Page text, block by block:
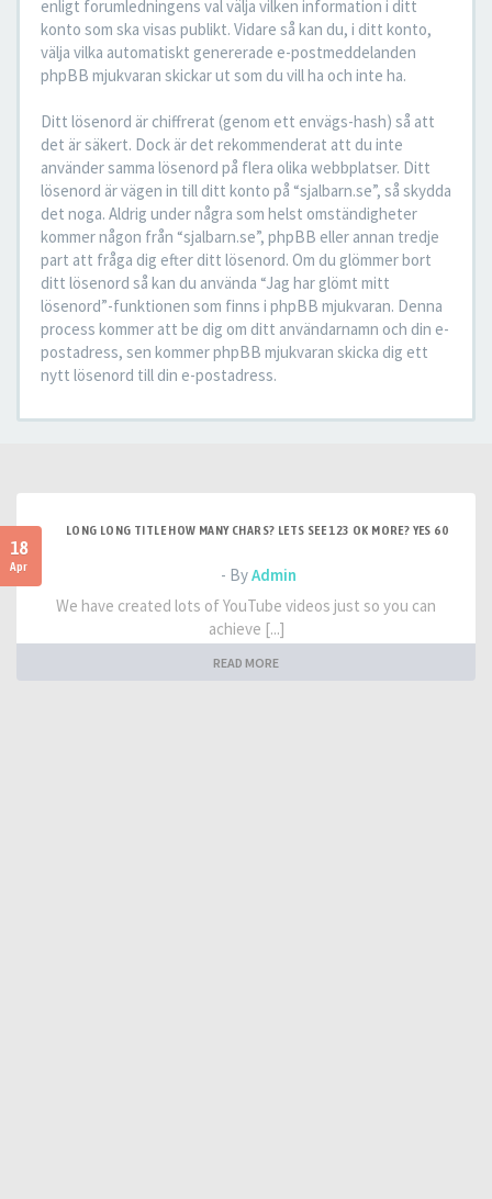
enligt forumledningens val välja vilken information i ditt
konto som ska visas publikt. Vidare så kan du, i ditt konto,
välja vilka automatiskt genererade e-postmeddelanden
phpBB mjukvaran skickar ut som du vill ha och inte ha.
Ditt lösenord är chiffrerat (genom ett envägs-hash) så att
det är säkert. Dock är det rekommenderat att du inte
använder samma lösenord på flera olika webbplatser. Ditt
lösenord är vägen in till ditt konto på “sjalbarn.se”, så skydda
det noga. Aldrig under några som helst omständigheter
kommer någon från “sjalbarn.se”, phpBB eller annan tredje
part att fråga dig efter ditt lösenord. Om du glömmer bort
ditt lösenord så kan du använda “Jag har glömt mitt
lösenord”-funktionen som finns i phpBB mjukvaran. Denna
process kommer att be dig om ditt användarnamn och din e-
postadress, sen kommer phpBB mjukvaran skicka dig ett
nytt lösenord till din e-postadress.
18
Apr
LONG LONG TITLE HOW MANY CHARS? LETS SEE 123 OK MORE? YES 60
- ByAdmin
We have created lots of YouTube videos just so you can
achieve [...]
READ MORE